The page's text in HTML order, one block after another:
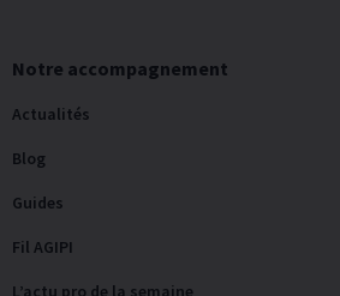
Notre accompagnement
Actualités
Blog
Guides
Fil AGIPI
L’actu pro de la semaine